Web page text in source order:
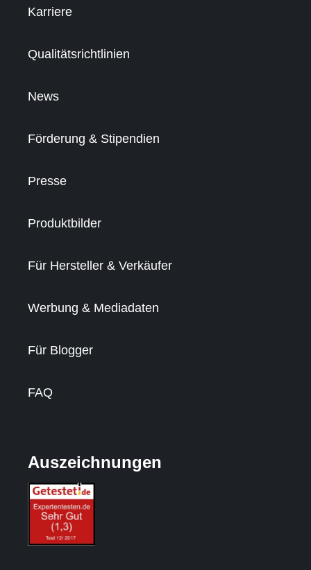
Karriere
Qualitätsrichtlinien
News
Förderung & Stipendien
Presse
Produktbilder
Für Hersteller & Verkäufer
Werbung & Mediadaten
Für Blogger
FAQ
Auszeichnungen